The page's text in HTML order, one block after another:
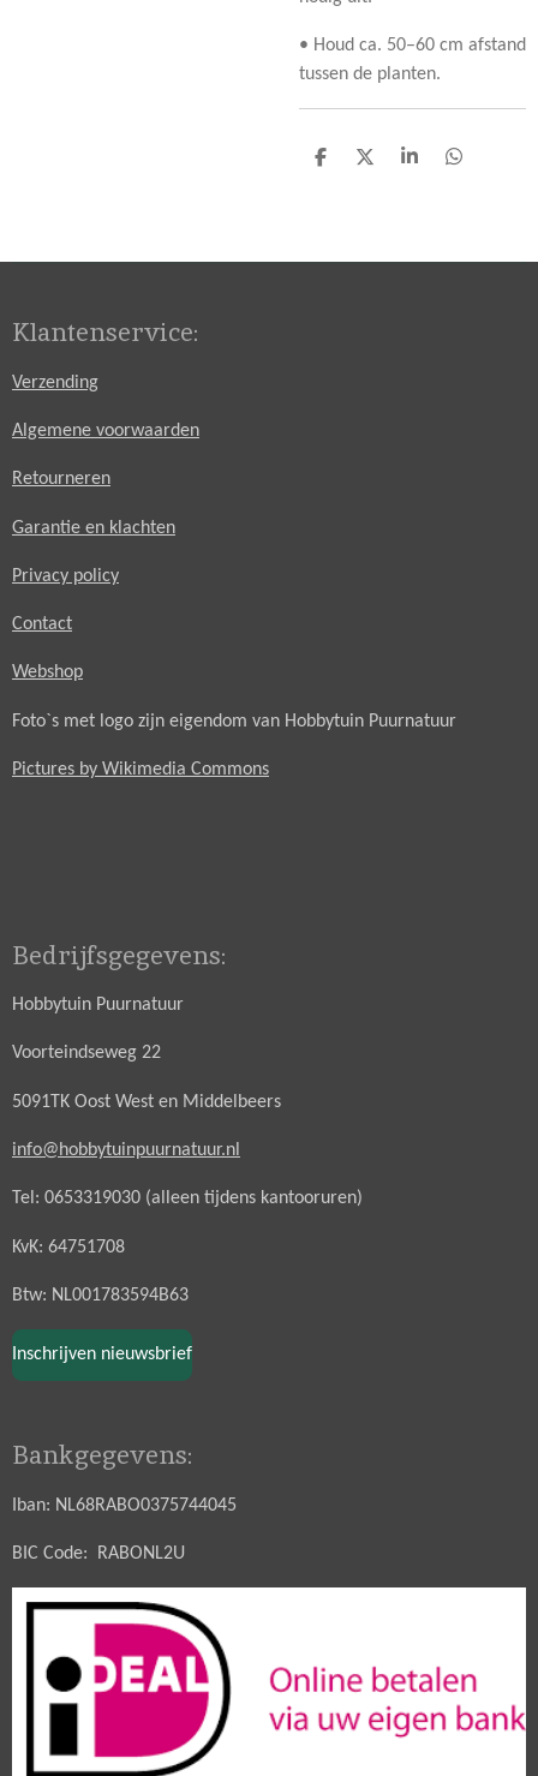
• Houd ca. 50–60 cm afstand
tussen de planten.
D
D
S
D
Klantenservice:
Verzending
Algemene voorwaarden
Retourneren
Garantie en klachten
Privacy policy
Contact
Webshop
Foto`s met logo zijn eigendom van Hobbytuin Puurnatuur
Pictures by Wikimedia Commons
Bedrijfsgegevens:
Hobbytuin Puurnatuur
Voorteindseweg 22
5091TK Oost West en Middelbeers
info@hobbytuinpuurnatuur.nl
Tel: 0653319030 (alleen tijdens kantooruren)
KvK: 64751708
Btw: NL001783594B63
Inschrijven nieuwsbrief
Bankgegevens:
Iban: NL68RABO0375744045
BIC Code: RABONL2U